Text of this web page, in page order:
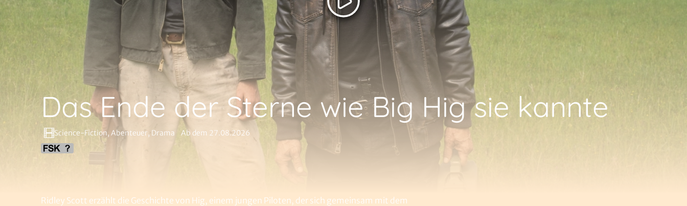
Das Ende der Sterne wie Big Hig sie kannte
Science-Fiction, Abenteuer, Drama Ab dem 27.08.2026
Ridley Scott erzählt die Geschichte von Hig, einem jungen Piloten, der sich gemeinsam mit dem